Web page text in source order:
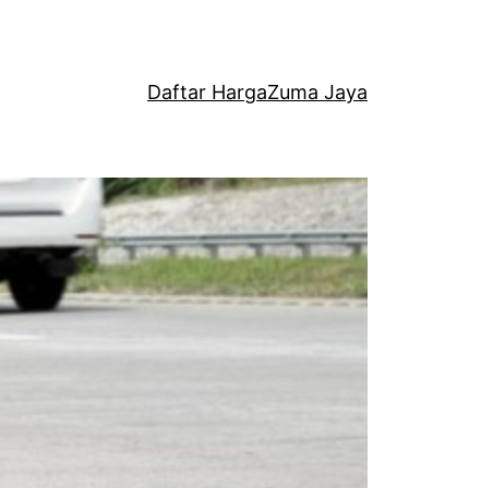
Daftar HargaZuma Jaya